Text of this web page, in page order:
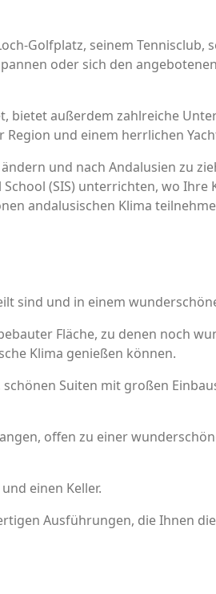
Golfplatz, seinem Tennisclub,
oder sich den
bietet außerdem zahlreiche
und einem herrlichen
und nach Andalusien zu
(SIS) unterrichten, wo Ihre
andalusischen Klima
sind und in einem
Fläche, zu denen noch
Klima genießen können.
Suiten mit großen
offen zu einer
einen Keller.
Ausführungen, die Ihnen